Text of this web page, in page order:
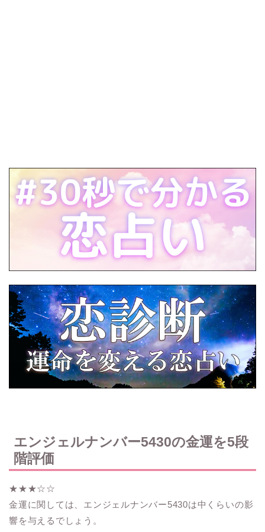
エンジェルナンバー5430の金運を5段
階評価
★★★☆☆
金運に関しては、エンジェルナンバー5430は中くらいの影
響を与えるでしょう。